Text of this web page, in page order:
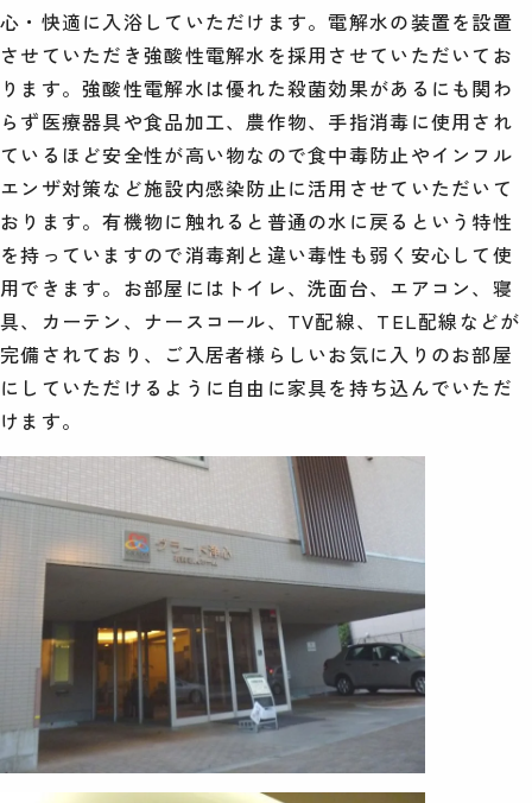
心・快適に入浴していただけます。電解水の装置を設置
させていただき強酸性電解水を採用させていただいてお
ります。強酸性電解水は優れた殺菌効果があるにも関わ
らず医療器具や食品加工、農作物、手指消毒に使用され
ているほど安全性が高い物なので食中毒防止やインフル
エンザ対策など施設内感染防止に活用させていただいて
おります。有機物に触れると普通の水に戻るという特性
を持っていますので消毒剤と違い毒性も弱く安心して使
用できます。お部屋にはトイレ、洗面台、エアコン、寝
具、カーテン、ナースコール、TV配線、TEL配線などが
完備されており、ご入居者様らしいお気に入りのお部屋
にしていただけるように自由に家具を持ち込んでいただ
けます。